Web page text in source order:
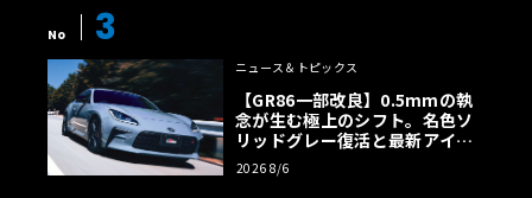
No 3
ニュース＆トピックス
【GR86一部改良】0.5mmの執
念が生む極上のシフト。名色ソ
リッドグレー復活と最新アイサ
イトでFRの極みへ
2026 8/6